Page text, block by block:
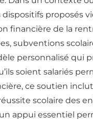
dispositifs proposés
financière de la
subventions
personnalisé qui
soient salariés
ce soutien
scolaire des
appui essentiel